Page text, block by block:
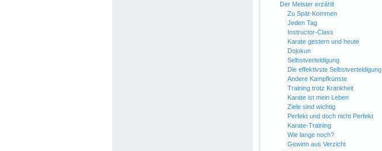
Der Meister erzählt
Zu Spät-Kommen
Jeden Tag
Instructor-Class
Karate gestern und heute
Dojokun
Selbstverteidigung
Die effektivste Selbstverteidigung
Andere Kampfkünste
Training trotz Krankheit
Karate ist mein Leben
Ziele sind wichtig
Perfekt und doch nicht Perfekt
Karate-Training
Wie lange noch?
Gewinn aus Verzicht